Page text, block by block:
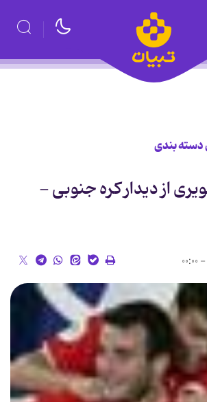
دسته بندی
از دیدار کره جنوبی -